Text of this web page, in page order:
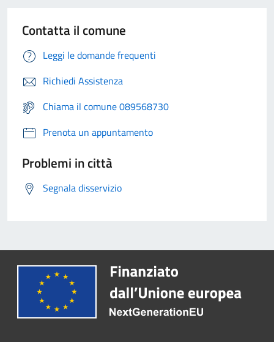
Contatta il comune
Leggi le domande frequenti
Richiedi Assistenza
Chiama il comune 089568730
Prenota un appuntamento
Problemi in città
Segnala disservizio